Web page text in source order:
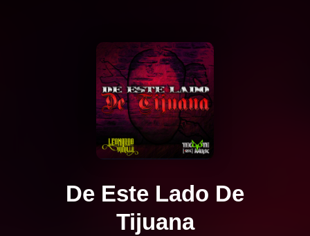
De Este Lado De
Tijuana